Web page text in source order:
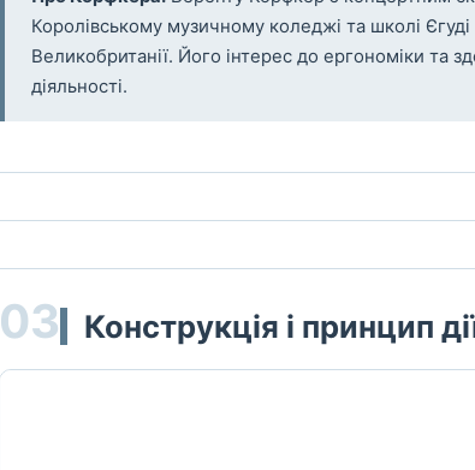
Королівському музичному коледжі та школі
Великобританії. Його інтерес до ергономіки та
діяльності.
03 Конструкція і принцип